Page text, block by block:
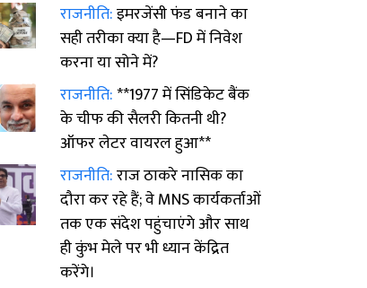
राजनीति:इमरजेंसी फंड बनाने का
सही तरीका क्या है—FD में निवेश
करना या सोने में?
राजनीति:**1977 में सिंडिकेट बैंक
के चीफ की सैलरी कितनी थी?
ऑफर लेटर वायरल हुआ**
राजनीति:राज ठाकरे नासिक का
दौरा कर रहे हैं; वे MNS कार्यकर्ताओं
तक एक संदेश पहुंचाएंगे और साथ
ही कुंभ मेले पर भी ध्यान केंद्रित
करेंगे।